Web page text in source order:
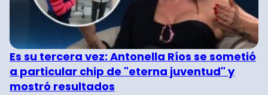
Es su tercera vez: Antonella Ríos se sometió
a particular chip de "eterna juventud" y
mostró resultados